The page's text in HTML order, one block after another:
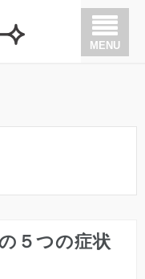
MENU
５つの症状